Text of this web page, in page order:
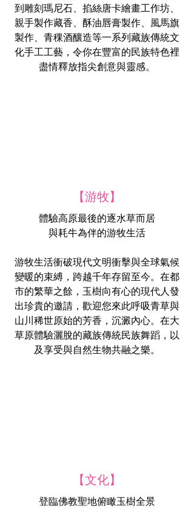
到雕刻瑪尼石、掐絲唐卡繪畫工作坊、
親手製作藏香、酥油唇膏製作、風馬旗
製作、青稞酒釀造等一系列藏族傳統文
化手工工藝，令你在豐富的民族特色裡
盡情釋放指尖創意與靈感。
【游牧】
體驗高原最後的逐水草而居
與耗牛為伴的游牧生活
游牧生活衝破現代文明衝擊與全球氣候
變暖的束縛，跨越千年存留至今。在都
市的繁華之餘，玉樹向有心的現代人發
出珍貴的邀請，歡迎您來此呼吸青草與
山川稀世原始的芳香，沉澱內心。在大
草原體驗灑脫的藏族傳統民族舞蹈，以
及享受與自然生物共融之樂。
【文化】
登臨佛教聖地俯瞰玉樹全景